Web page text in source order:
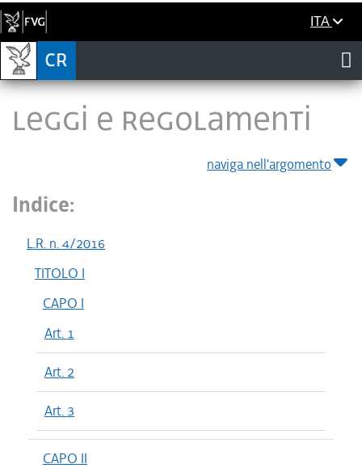
ITA
LEGGI E REGOLAMENTI
naviga nell'argomento
Indice:
L.R. n. 4/2016
TITOLO I
CAPO I
Art. 1
Art. 2
Art. 3
CAPO II